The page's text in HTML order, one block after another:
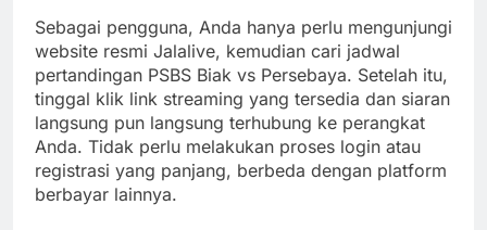
Sebagai pengguna, Anda hanya perlu mengunjungi
website resmi Jalalive, kemudian cari jadwal
pertandingan PSBS Biak vs Persebaya. Setelah itu,
tinggal klik link streaming yang tersedia dan siaran
langsung pun langsung terhubung ke perangkat
Anda. Tidak perlu melakukan proses login atau
registrasi yang panjang, berbeda dengan platform
berbayar lainnya.